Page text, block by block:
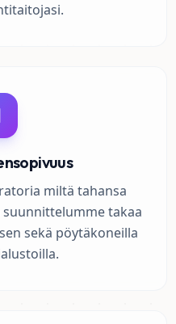
miltä tahansa
takaa
sekä pöytäkoneilla